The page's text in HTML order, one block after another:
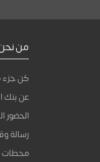
من
كن جزء
عن بنك
الحضور
رسالة
محطات